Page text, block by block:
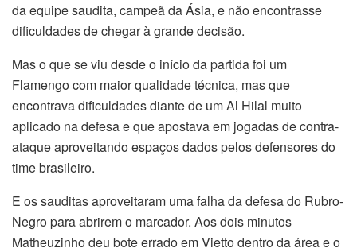
da equipe saudita, campeã da Ásia, e não encontrasse
dificuldades de chegar à grande decisão.
Mas o que se viu desde o início da partida foi um
Flamengo com maior qualidade técnica, mas que
encontrava dificuldades diante de um Al Hilal muito
aplicado na defesa e que apostava em jogadas de contra-
ataque aproveitando espaços dados pelos defensores do
time brasileiro.
E os sauditas aproveitaram uma falha da defesa do Rubro-
Negro para abrirem o marcador. Aos dois minutos
Matheuzinho deu bote errado em Vietto dentro da área e o